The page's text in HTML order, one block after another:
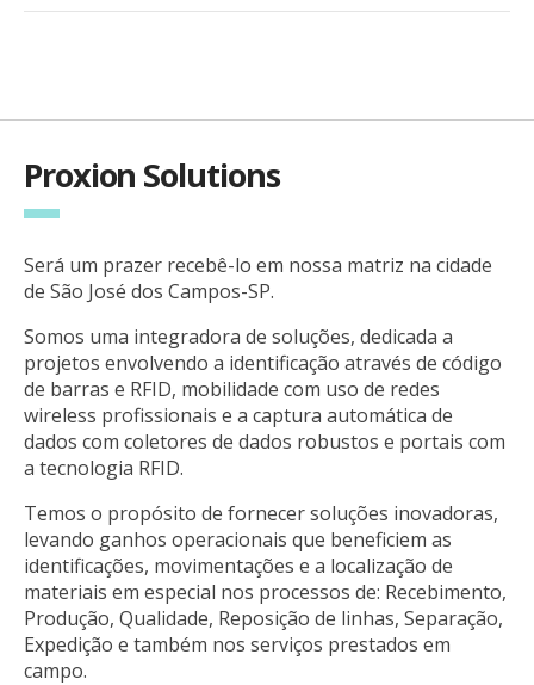
Proxion Solutions
Será um prazer recebê-lo em nossa matriz na cidade
de São José dos Campos-SP.
Somos uma integradora de soluções, dedicada a
projetos envolvendo a identificação através de código
de barras e RFID, mobilidade com uso de redes
wireless profissionais e a captura automática de
dados com coletores de dados robustos e portais com
a tecnologia RFID.
Temos o propósito de fornecer soluções inovadoras,
levando ganhos operacionais que beneficiem as
identificações, movimentações e a localização de
materiais em especial nos processos de: Recebimento,
Produção, Qualidade, Reposição de linhas, Separação,
Expedição e também nos serviços prestados em
campo.